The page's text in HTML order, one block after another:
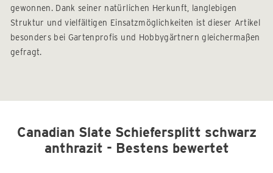
gewonnen. Dank seiner natürlichen Herkunft, langlebigen
Struktur und vielfältigen Einsatzmöglichkeiten ist dieser Artikel
besonders bei Gartenprofis und Hobbygärtnern gleichermaßen
gefragt.
Canadian Slate Schiefersplitt schwarz
anthrazit - Bestens bewertet